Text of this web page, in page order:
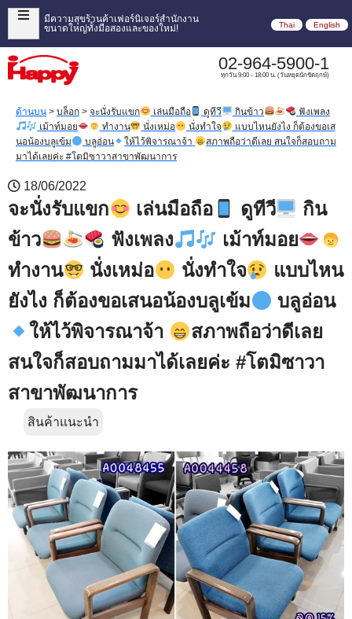
มีความสุขร้านค้าเฟอร์นิเจอร์สำนักงาน
ขนาดใหญ่ทั้งมือสองและของใหม่!
Thai English
02-964-5900-1
ทุกวัน 9:00 - 18:00 น. (วันหยุดนักขัตฤกษ์)
ด้านบน > บล็อก > จะนั่งรับแขก เล่นมือถือ ดูทีวี กินข้าว
ฟังเพลง
เม้าท์มอย
ทำงาน นั่งเหม่อ นั่งทำใจ
แบบไหนยังไง ก็ต้องขอเส
นอน้องบลูเข้ม
บลูอ่อน ให้ไว้พิจารณาจ้า
สภาพถือว่าดีเลย สนใจก็สอบถาม
มาได้เลยค่ะ #โตมิซาวาสาขาพัฒนาการ
18/06/2022
จะนั่งรับแขก เล่นมือถือ ดูทีวี
กิน
ข้าว
ฟังเพลง
เม้าท์มอย
ทำงาน
นั่งเหม่อ นั่งทำใจ
แบบไหน
ยังไง ก็ต้องขอเสนอน้องบลูเข้ม
บลูอ่อน
ให้ไว้พิจารณาจ้า
สภาพถือว่าดีเลย
สนใจก็สอบถามมาได้เลยค่ะ #โตมิซาวา
สาขาพัฒนาการ
สินค้าแนะนำ